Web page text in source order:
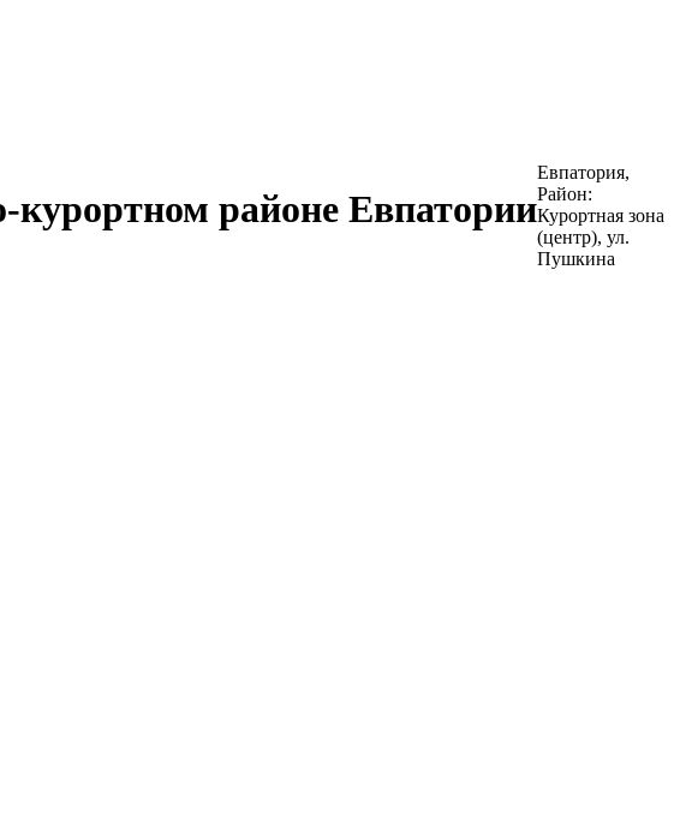
районе Евпатории
Евпатория,
Район:
Курортная зона
(центр), ул.
Пушкина